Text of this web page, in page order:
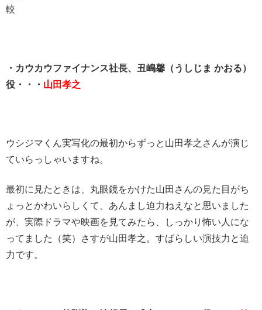
較
・カウカウファイナンス社長、丑嶋馨（うしじま かおる）
役・・・ 山田孝之
ウシジマくん実写化の最初からずっと山田孝之さんが演じ
ていらっしゃいますね。
最初に見たときは、丸眼鏡をかけた山田さんの見た目がち
ょっとかわいらしくて、あんまし迫力ねえなと思いました
が、実際ドラマや映画を見てみたら、しっかり怖い人にな
ってました（笑）さすが山田孝之。すばらしい演技力と迫
力です。